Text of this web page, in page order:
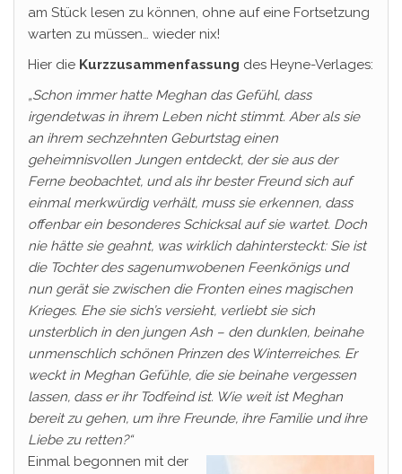
am Stück lesen zu können, ohne auf eine Fortsetzung
warten zu müssen… wieder nix!
Hier die Kurzzusammenfassung des Heyne-Verlages:
„Schon immer hatte Meghan das Gefühl, dass
irgendetwas in ihrem Leben nicht stimmt. Aber als sie
an ihrem sechzehnten Geburtstag einen
geheimnisvollen Jungen entdeckt, der sie aus der
Ferne beobachtet, und als ihr bester Freund sich auf
einmal merkwürdig verhält, muss sie erkennen, dass
offenbar ein besonderes Schicksal auf sie wartet. Doch
nie hätte sie geahnt, was wirklich dahintersteckt: Sie ist
die Tochter des sagenumwobenen Feenkönigs und
nun gerät sie zwischen die Fronten eines magischen
Krieges. Ehe sie sich’s versieht, verliebt sie sich
unsterblich in den jungen Ash – den dunklen, beinahe
unmenschlich schönen Prinzen des Winterreiches. Er
weckt in Meghan Gefühle, die sie beinahe vergessen
lassen, dass er ihr Todfeind ist. Wie weit ist Meghan
bereit zu gehen, um ihre Freunde, ihre Familie und ihre
Liebe zu retten?“
Einmal begonnen mit der